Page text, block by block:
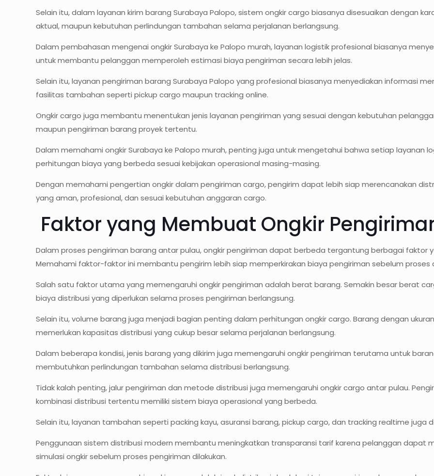
Selain itu, dalam layanan kirim barang Surabaya Palopo, sistem ongkir cargo biasanya disesuaikan dengan
aktual, maupun kebutuhan perlindungan tambahan selama perjalanan berlangsung.
Dalam pembahasan mengenai ongkir Surabaya ke Palopo murah, layanan logistik profesional biasanya
untuk membantu pelanggan memperoleh estimasi biaya pengiriman secara lebih jelas.
Selain itu, layanan pengiriman barang Surabaya Palopo yang profesional biasanya menyediakan informasi
fasilitas tambahan seperti pickup cargo maupun tracking online.
Ongkir cargo juga membantu menentukan jenis layanan pengiriman yang sesuai dengan kebutuhan
maupun pengiriman barang proyek tertentu.
Dalam memahami ongkir Surabaya ke Palopo murah, penting juga untuk mengetahui bahwa setiap
perhitungan biaya yang berbeda sesuai kebijakan operasional masing-masing.
Dengan memahami pengertian ongkir dalam pengiriman cargo, pengirim dapat lebih siap merencanakan
yang aman, profesional, dan sesuai kebutuhan anggaran cargo.
Faktor yang Membuat Ongkir
Dalam proses pengiriman barang antar pulau, ongkir pengiriman dapat berbeda tergantung berbagai faktor
Memahami faktor-faktor ini membantu pengirim lebih siap memperkirakan biaya pengiriman sebelum proses
Salah satu faktor utama yang memengaruhi ongkir pengiriman adalah berat barang. Semakin besar berat
biaya distribusi yang diperlukan selama proses pengiriman berlangsung.
Selain itu, volume barang juga menjadi bagian penting dalam perhitungan ongkir cargo. Barang dengan
memerlukan kapasitas distribusi yang cukup besar selama perjalanan berlangsung.
Dalam beberapa kondisi, jenis barang yang dikirim juga memengaruhi ongkir pengiriman terutama untuk
membutuhkan perlindungan tambahan selama distribusi berlangsung.
Tidak kalah penting, jalur pengiriman dan metode distribusi juga memengaruhi ongkir cargo antar pulau.
kombinasi distribusi tertentu memiliki sistem biaya operasional yang berbeda.
Selain itu, layanan tambahan seperti packing kayu, asuransi barang, pickup cargo, dan tracking realtime
Penggunaan sistem distribusi modern membantu meningkatkan transparansi tarif karena pelanggan dapat
simulasi ongkir sebelum proses pengiriman dilakukan.